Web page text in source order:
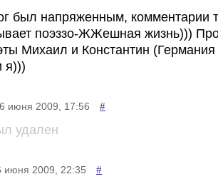
был напряженным, комментарии
поэззо-ЖЖешная жизнь)))
Михаил и Константин
я)))
июня 2009, 17:56 #
удален
июня 2009, 22:35 #